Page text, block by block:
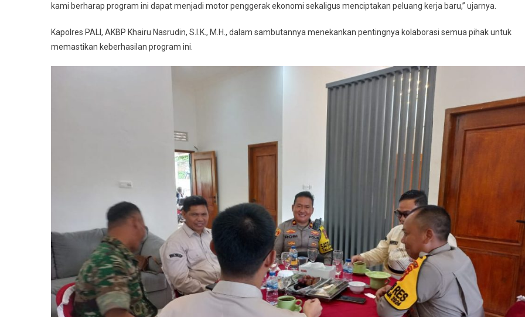
kami berharap program ini dapat menjadi motor penggerak ekonomi sekaligus menciptakan peluang kerja baru,” ujarnya.
Kapolres PALI, AKBP Khairu Nasrudin, S.I.K., M.H., dalam sambutannya menekankan pentingnya kolaborasi semua pihak untuk
memastikan keberhasilan program ini.